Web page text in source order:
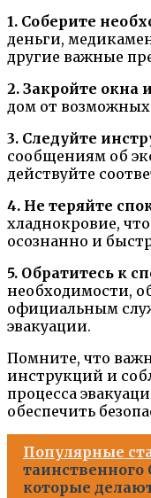
1. Соберите
деньги,
другие важные
2. Закройте окна
дом от возможных
3. Следуйте
сообщениям об
действуйте
4. Не теряйте
хладнокровие,
осознанно и
5. Обратитесь к
необходимости,
официальным
эвакуации.
Помните, что
инструкций и
процесса
обеспечить
Популярные
таинственного
которые